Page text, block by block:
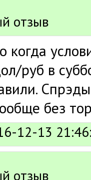
отзыв
когда
руб в
без
12-13
отзыв